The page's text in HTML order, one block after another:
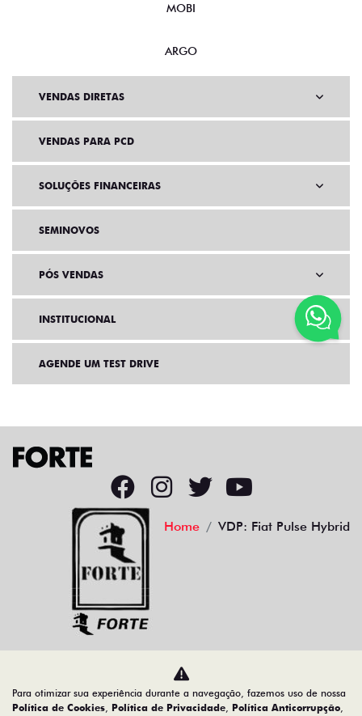
ARGO
VENDAS PARA PCD
SOLUÇÕES FINANCEIRAS
SEMINOVOS
PÓS VENDAS
INSTITUCIONAL
AGENDE UM TEST DRIVE
Home VDP: Fiat Pulse Hybrid
Desacelere. Seu bem maior é a vida.
CMJ - COMERCIO DE VEICULOS LTDA.
Para otimizar sua experiência durante a navegação, fazemos uso de nossa
Política de Cookies, Política de Privacidade, Política Anticorrupção,